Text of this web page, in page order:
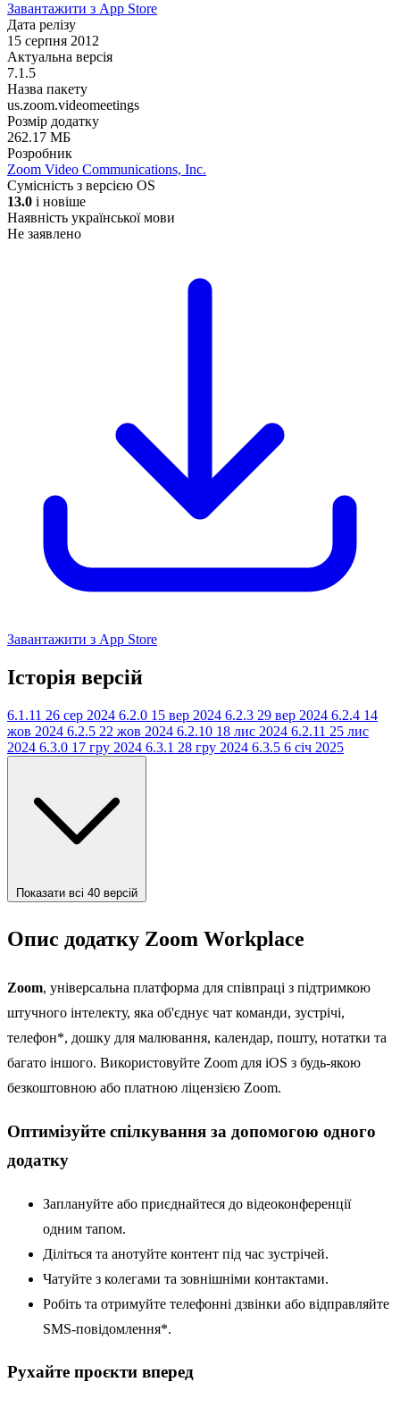
Завантажити з App Store
Дата релізу
15 серпня 2012
Актуальна версія
7.1.5
Назва пакету
us.zoom.videomeetings
Розмір додатку
262.17 МБ
Розробник
Zoom Video Communications, Inc.
Сумісність з версією OS
13.0 і новіше
Наявність української мови
Не заявлено
Завантажити з App Store
Історія версій
6.1.11 26 сер 2024 6.2.0 15 вер 2024 6.2.3 29 вер 2024 6.2.4 14
жов 2024 6.2.5 22 жов 2024 6.2.10 18 лис 2024 6.2.11 25 лис
2024 6.3.0 17 гру 2024 6.3.1 28 гру 2024 6.3.5 6 січ 2025
Показати всі 40 версій
Опис додатку Zoom Workplace
Zoom, універсальна платформа для співпраці з підтримкою
штучного інтелекту, яка об'єднує чат команди, зустрічі,
телефон*, дошку для малювання, календар, пошту, нотатки та
багато іншого. Використовуйте Zoom для iOS з будь-якою
безкоштовною або платною ліцензією Zoom.
Оптимізуйте спілкування за допомогою одного
додатку
Заплануйте або приєднайтеся до відеоконференції
одним тапом.
Діліться та анотуйте контент під час зустрічей.
Чатуйте з колегами та зовнішніми контактами.
Робіть та отримуйте телефонні дзвінки або відправляйте
SMS-повідомлення*.
Рухайте проєкти вперед